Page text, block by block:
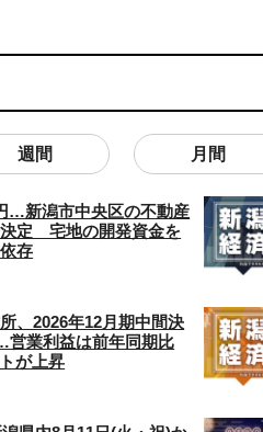
週間 月間
…新潟市中央区の不動産
定 宅地の開発資金を
存
、2026年12月期中間決
営業利益は前年同期比
が上昇